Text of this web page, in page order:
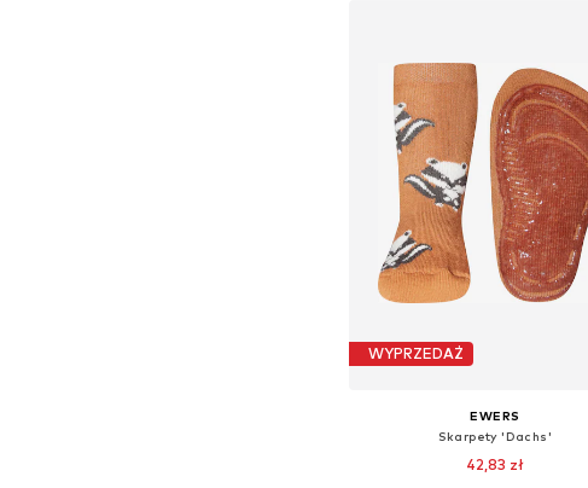
WYPRZEDAŻ
EWERS
Skarpety 'Dachs'
42,83 zł